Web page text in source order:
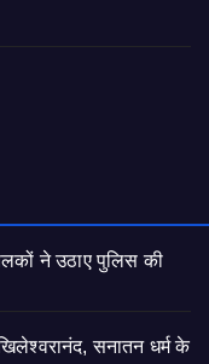
ने उठाए पुलिस की
सनातन धर्म के